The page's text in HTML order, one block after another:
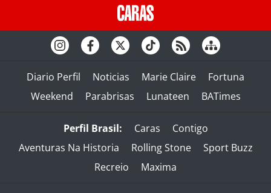
Diario Perfil Noticias Marie Claire
Fortuna
Weekend
Parabrisas Lunateen BATimes
Perfil Brasil: Caras
Contigo
Aventuras Na Historia
Rolling Stone
Sport Buzz
Recreio
Maxima